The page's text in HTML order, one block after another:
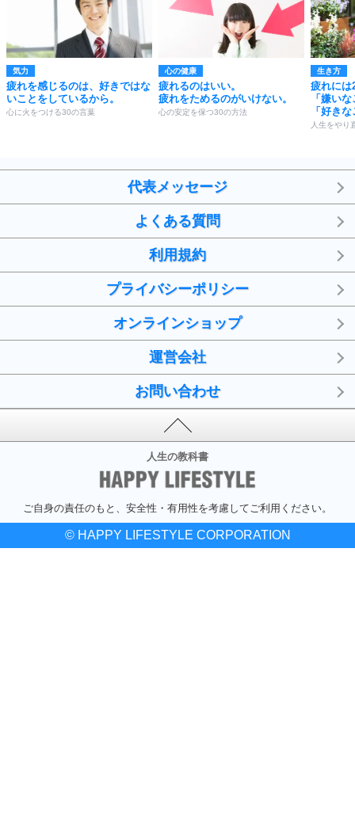
気力
疲れを感じるのは、好きではな
いことをしているから。
心に火をつける30の言葉
心の健康
疲れるのはいい。
疲れをためるのがいけない。
心の安定を保つ30の方法
生き方
疲れには
「嫌い
「好き
人生をやり
代表メッセージ
よくある質問
利用規約
プライバシーポリシー
オンラインショップ
運営会社
お問い合わせ
人生の教科書
ご自身の責任のもと、安全性・有用性を考慮してご利用ください。
© HAPPY LIFESTYLE CORPORATION